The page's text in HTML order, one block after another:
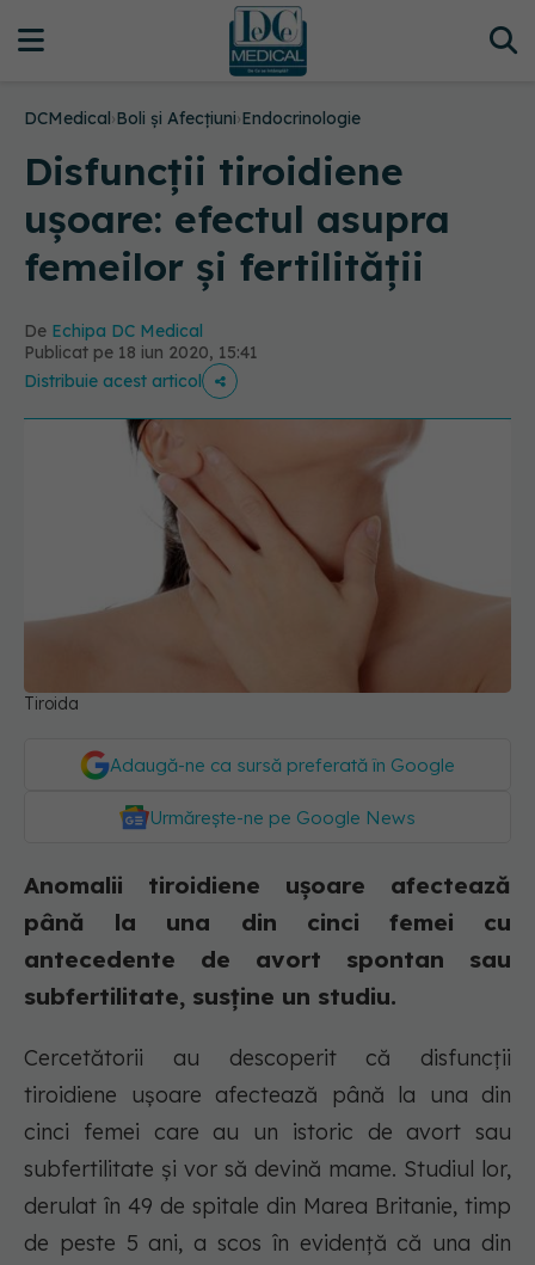
DCMedical›Boli și Afecțiuni›Endocrinologie
Disfuncții tiroidiene
ușoare: efectul asupra
femeilor și fertilității
De Echipa DC Medical
Publicat pe 18 iun 2020, 15:41
Distribuie acest articol
Tiroida
Adaugă-ne ca sursă preferată în Google
Urmărește-ne pe Google News
Anomalii tiroidiene ușoare afectează
până la una din cinci femei cu
antecedente de avort spontan sau
subfertilitate, susține un studiu.
Cercetătorii au descoperit că disfuncții
tiroidiene ușoare afectează până la una din
cinci femei care au un istoric de avort sau
subfertilitate și vor să devină mame. Studiul lor,
derulat în 49 de spitale din Marea Britanie, timp
de peste 5 ani, a scos în evidență că una din